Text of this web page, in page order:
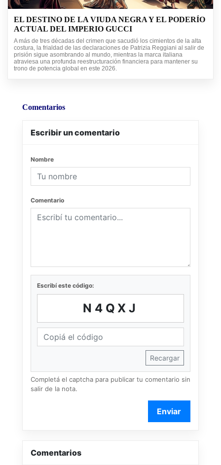
EL DESTINO DE LA VIUDA NEGRA Y EL PODERÍO
ACTUAL DEL IMPERIO GUCCI
A más de tres décadas del crimen que sacudió los cimientos de la alta
costura, la frialdad de las declaraciones de Patrizia Reggiani al salir de
prisión sigue asombrando al mundo, mientras la marca italiana
atraviesa una profunda reestructuración financiera para mantener su
trono de potencia global en este 2026.
Comentarios
Escribir un comentario
Nombre
Comentario
Escribí este código:
N4QXJ
Recargar
Completá el captcha para publicar tu comentario sin
salir de la nota.
Enviar
Comentarios